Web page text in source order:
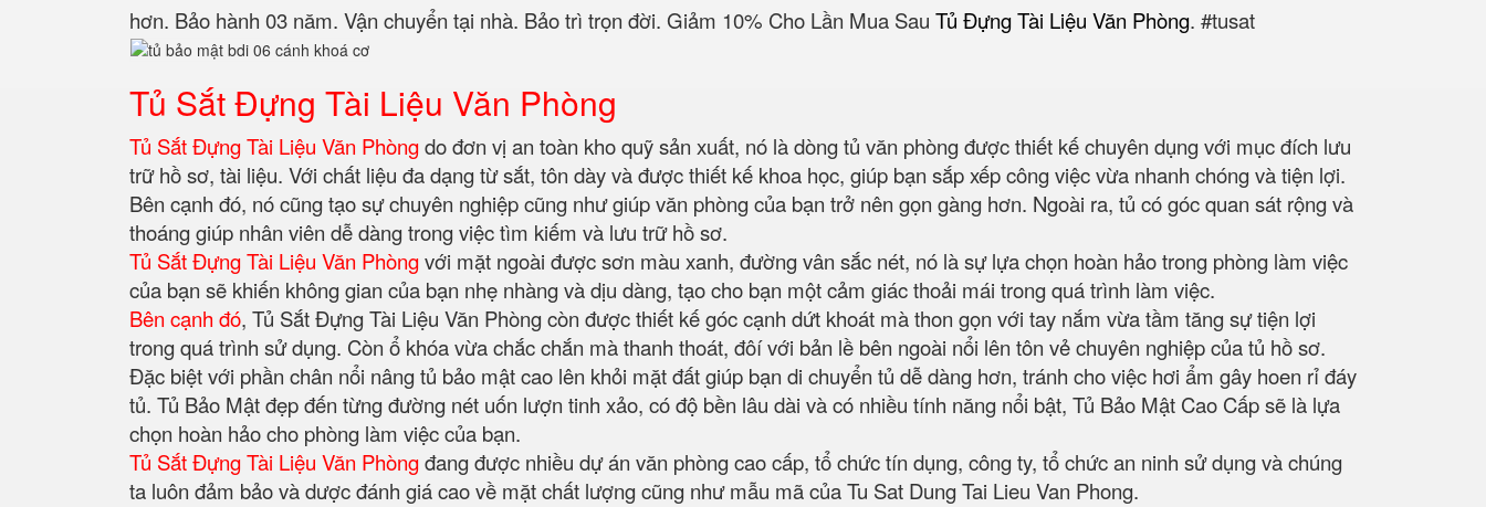
hơn. Bảo hành 03 năm. Vận chuyển tại nhà. Bảo trì trọn đời. Giảm 10% Cho Lần Mua Sau Tủ Đựng Tài Liệu Văn Phòng. #tusat
Tủ Sắt Đựng Tài Liệu Văn Phòng
Tủ Sắt Đựng Tài Liệu Văn Phòngdo đơn vị an toàn kho quỹ sản xuất, nó là dòng tủ văn phòng được thiết kế chuyên dụng với mục đích lưu
trữ hồ sơ, tài liệu. Với chất liệu đa dạng từ sắt, tôn dày và được thiết kế khoa học, giúp bạn sắp xếp công việc vừa nhanh chóng và tiện lợi.
Bên cạnh đó, nó cũng tạo sự chuyên nghiệp cũng như giúp văn phòng của bạn trở nên gọn gàng hơn. Ngoài ra, tủ có góc quan sát rộng và
thoáng giúp nhân viên dễ dàng trong việc tìm kiếm và lưu trữ hồ sơ.
Tủ Sắt Đựng Tài Liệu Văn Phòngvới mặt ngoài được sơn màu xanh, đường vân sắc nét, nó là sự lựa chọn hoàn hảo trong phòng làm việc
của bạn sẽ khiến không gian của bạn nhẹ nhàng và dịu dàng, tạo cho bạn một cảm giác thoải mái trong quá trình làm việc.
Bên cạnh đó, Tủ Sắt Đựng Tài Liệu Văn Phòng còn được thiết kế góc cạnh dứt khoát mà thon gọn với tay nắm vừa tầm tăng sự tiện lợi
trong quá trình sử dụng. Còn ổ khóa vừa chắc chắn mà thanh thoát, đôí với bản lề bên ngoài nổi lên tôn vẻ chuyên nghiệp của tủ hồ sơ.
Đặc biệt với phần chân nổi nâng tủ bảo mật cao lên khỏi mặt đất giúp bạn di chuyển tủ dễ dàng hơn, tránh cho việc hơi ẩm gây hoen rỉ đáy
tủ. Tủ Bảo Mật đẹp đến từng đường nét uốn lượn tinh xảo, có độ bền lâu dài và có nhiều tính năng nổi bật, Tủ Bảo Mật Cao Cấp sẽ là lựa
chọn hoàn hảo cho phòng làm việc của bạn.
Tủ Sắt Đựng Tài Liệu Văn Phòngđang được nhiều dự án văn phòng cao cấp, tổ chức tín dụng, công ty, tổ chức an ninh sử dụng và chúng
ta luôn đảm bảo và dược đánh giá cao về mặt chất lượng cũng như mẫu mã của Tu Sat Dung Tai Lieu Van Phong.